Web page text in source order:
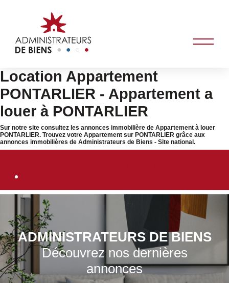
Location Appartement
PONTARLIER - Appartement a
louer à PONTARLIER
Sur notre site consultez les annonces immobilière de Appartement à louer
PONTARLIER. Trouvez votre Appartement sur PONTARLIER grâce aux
annonces immobilières de Administrateurs de Biens - Site national.
ADMINISTRATEURS DE BIENS
Découvrez nos dernières
annonces